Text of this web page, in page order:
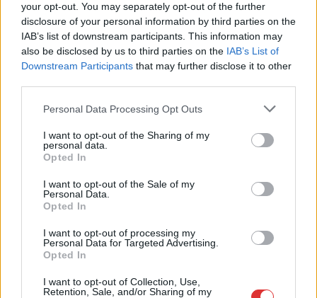
your opt-out. You may separately opt-out of the further
disclosure of your personal information by third parties on the
IAB’s list of downstream participants. This information may
also be disclosed by us to third parties on the IAB’s List of
Downstream Participants that may further disclose it to other
Please note that this website/app uses one or more Google
not limited to your visit or usage behaviour. You may click to
grant or deny consent to Google and its third-party tags to
use your data for below specified purposes in below Google
consent section.
Personal Data Processing Opt Outs
I want to opt-out of the Sharing of my
personal data.
Opted In
I want to opt-out of the Sale of my
Personal Data.
Opted In
I want to opt-out of processing my
Personal Data for Targeted Advertising.
Opted In
I want to opt-out of Collection, Use,
Retention, Sale, and/or Sharing of my
TOVÁBB OLVASOM
Magyarország betegség,Gulyás Gergely, kórház,miniszter,
operáció,váratlan